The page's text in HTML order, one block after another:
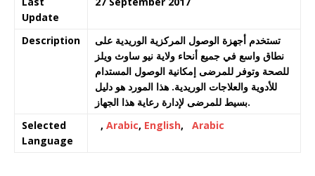
Update
Description
تستخدم أجهزة الوصول المركزية الوريدية على
نطاق واسع في جميع أنحاء ولاية نيو ساوث ويلز
للصحة وتوفر للمرضى إمكانية الوصول المستدام
للأدوية والعلاجات الوريدية. هذا المورد هو دليل
بسيط للمرضى لإدارة رعاية هذا الجهاز.
Selected
Language
, Arabic, English, Arabic